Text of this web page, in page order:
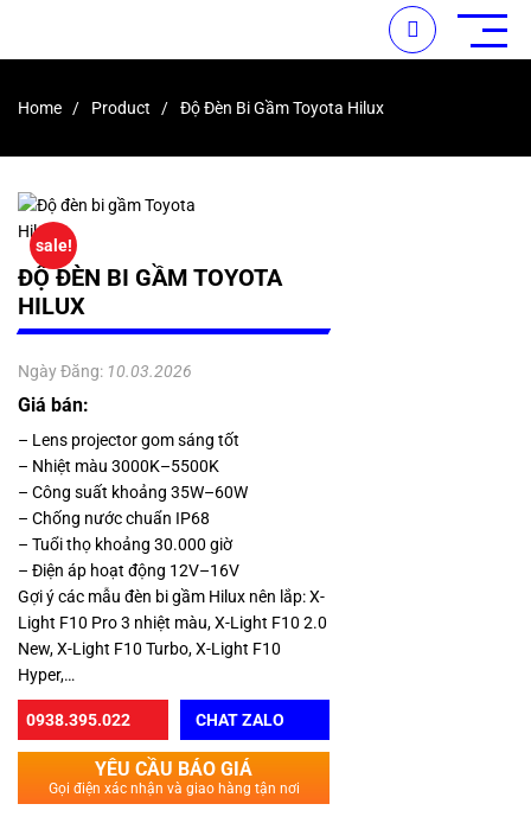
Home Product Độ Đèn Bi Gầm Toyota Hilux
sale!
ĐỘ ĐÈN BI GẦM TOYOTA
HILUX
Ngày Đăng: 10.03.2026
Giá bán:
– Lens projector gom sáng tốt
– Nhiệt màu 3000K–5500K
– Công suất khoảng 35W–60W
– Chống nước chuẩn IP68
– Tuổi thọ khoảng 30.000 giờ
– Điện áp hoạt động 12V–16V
Gợi ý các mẫu đèn bi gầm Hilux nên lắp: X-
Light F10 Pro 3 nhiệt màu, X-Light F10 2.0
New, X-Light F10 Turbo, X-Light F10
Hyper,…
0938.395.022 CHAT ZALO
YÊU CẦU BÁO GIÁ
Gọi điện xác nhận và giao hàng tận nơi